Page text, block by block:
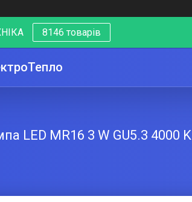
8146 товарів
LED MR16 3 W GU5.3 4000 K